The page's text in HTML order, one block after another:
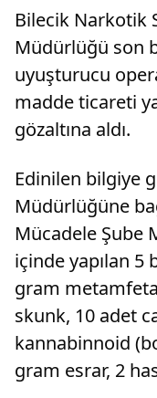
Bilecik Narkotik
Müdürlüğü son
uyuşturucu
madde ticareti
gözaltına aldı.
Edinilen bilgiye
Müdürlüğüne
Mücadele Şube
içinde yapılan 5
gram
skunk, 10 adet
kannabinnoid
gram esrar, 2